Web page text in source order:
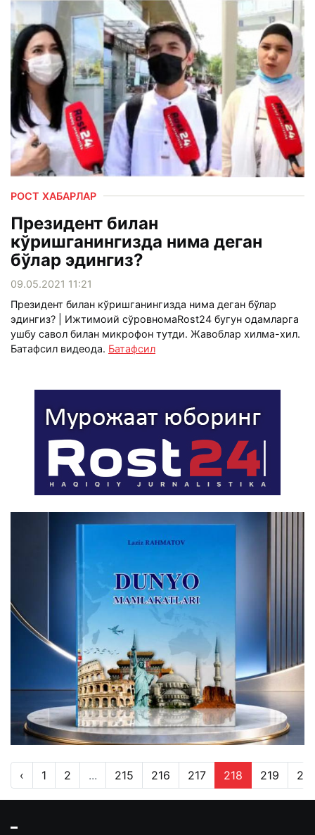
РОСТ ХАБАРЛАР
Президент билан
кўришганингизда нима деган
бўлар эдингиз?
09.05.2021 11:21
Президент билан кўришганингизда нима деган бўлар
эдингиз? | Ижтимоий сўровномаRost24 бугун одамларга
ушбу савол билан микрофон тутди. Жавоблар хилма-хил.
Батафсил видеода. Батафсил
‹ 1 2 ... 215 216 217 218 219